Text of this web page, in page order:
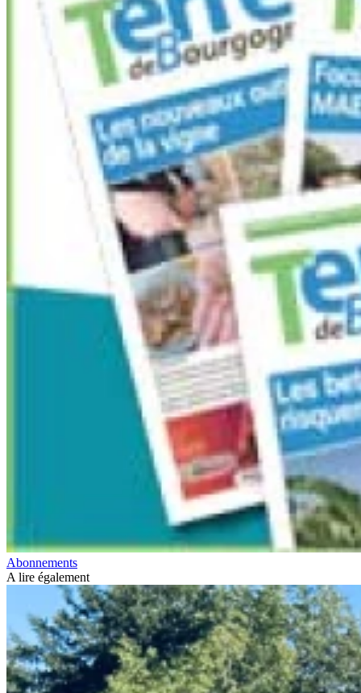
Abonnements
A lire également